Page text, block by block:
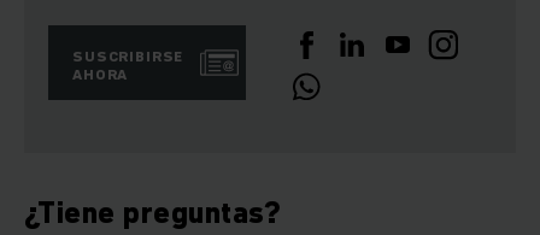
SUSCRIBIRSE
AHORA
¿Tiene preguntas?